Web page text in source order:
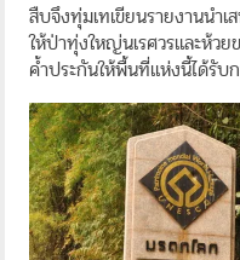
สืบจึงทุ่มเทเขียนรายงานนำเ
ให้ป่าทุ่งใหญ่นเรศวรและห้ว
ค้ำประกันให้พื้นที่แห่งนี้ได้รับ